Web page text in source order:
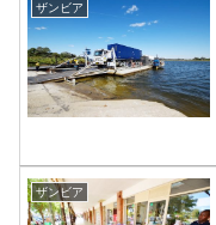
ザンビア
ザンビア